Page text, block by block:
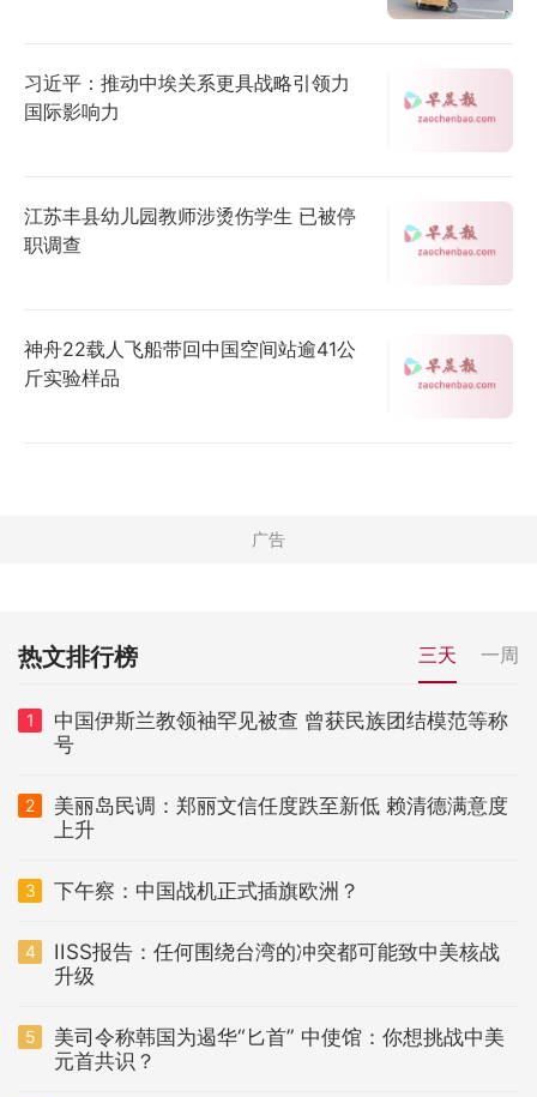
习近平：推动中埃关系更具战略引领力
国际影响力
江苏丰县幼儿园教师涉烫伤学生 已被停
职调查
神舟22载人飞船带回中国空间站逾41公
斤实验样品
热文排行榜 三天 一周
1
中国伊斯兰教领袖罕见被查 曾获民族团结模范等称
号
2
美丽岛民调：郑丽文信任度跌至新低 赖清德满意度
上升
3 下午察：中国战机正式插旗欧洲？
4
IISS报告：任何围绕台湾的冲突都可能致中美核战
升级
5
美司令称韩国为遏华“匕首” 中使馆：你想挑战中美
元首共识？